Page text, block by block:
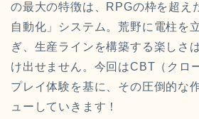
の最大の特徴は、RPGの枠を超え
自動化」システム。荒野に電柱を
ぎ、生産ラインを構築する楽しさ
け出せません。今回はCBT（クロ
プレイ体験を基に、その圧倒的な
ューしていきます！